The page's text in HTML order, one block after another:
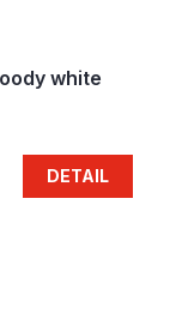
white
DETAIL